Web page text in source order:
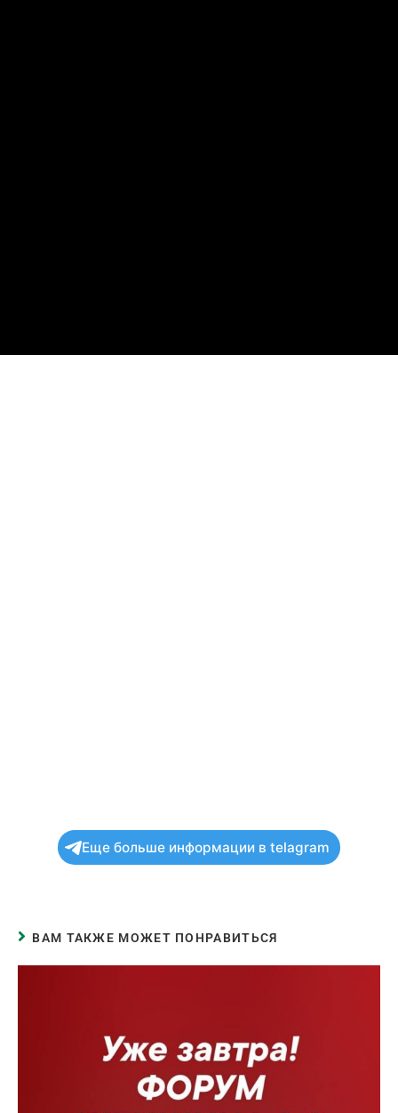
Еще больше информации в telagram
ВАМ ТАКЖЕ МОЖЕТ ПОНРАВИТЬСЯ